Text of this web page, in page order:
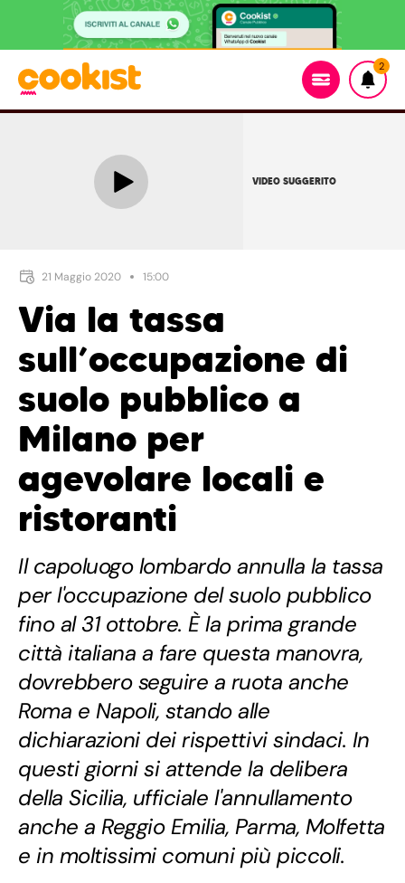
2
VIDEO SUGGERITO
21 Maggio 2020 15:00
Via la tassa
sull’occupazione di
suolo pubblico a
Milano per
agevolare locali e
ristoranti
Il capoluogo lombardo annulla la tassa
per l'occupazione del suolo pubblico
fino al 31 ottobre. È la prima grande
città italiana a fare questa manovra,
dovrebbero seguire a ruota anche
Roma e Napoli, stando alle
dichiarazioni dei rispettivi sindaci. In
questi giorni si attende la delibera
della Sicilia, ufficiale l'annullamento
anche a Reggio Emilia, Parma, Molfetta
e in moltissimi comuni più piccoli.